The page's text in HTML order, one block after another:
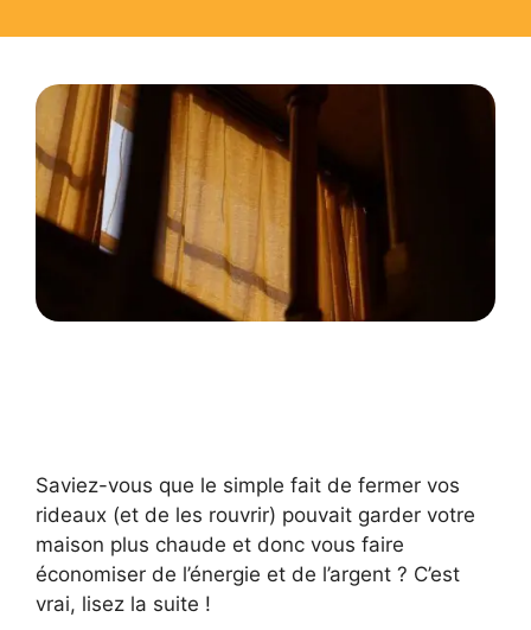
Saviez-vous que le simple fait de fermer vos
rideaux (et de les rouvrir) pouvait garder votre
maison plus chaude et donc vous faire
économiser de l’énergie et de l’argent ? C’est
vrai, lisez la suite !